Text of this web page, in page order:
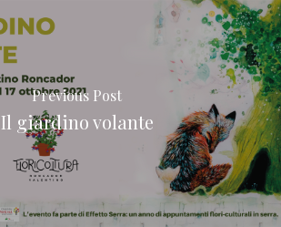
Previous Post
Il giardino volante